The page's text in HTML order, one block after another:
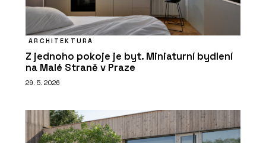
ARCHITEKTURA
Z jednoho pokoje je byt. Miniaturní bydlení
na Malé Straně v Praze
29. 5. 2026